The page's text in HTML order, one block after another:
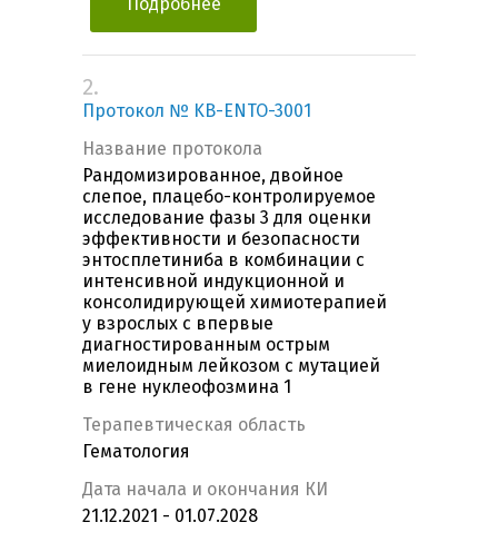
Подробнее
2.
Протокол № KB-ENTO-3001
Название протокола
Рандомизированное, двойное
слепое, плацебо-контролируемое
исследование фазы 3 для оценки
эффективности и безопасности
энтосплетиниба в комбинации с
интенсивной индукционной и
консолидирующей химиотерапией
у взрослых c впервые
диагностированным острым
миелоидным лейкозом c мутацией
в гене нуклеофозмина 1
Терапевтическая область
Гематология
Дата начала и окончания КИ
21.12.2021 - 01.07.2028